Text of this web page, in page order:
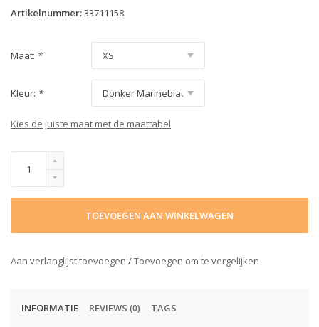
Artikelnummer:33711158
Maat: *
Kleur: *
Kies de juiste maat met de maattabel
TOEVOEGEN AAN WINKELWAGEN
Aan verlanglijst toevoegen /Toevoegen om te vergelijken
INFORMATIE REVIEWS (0) TAGS